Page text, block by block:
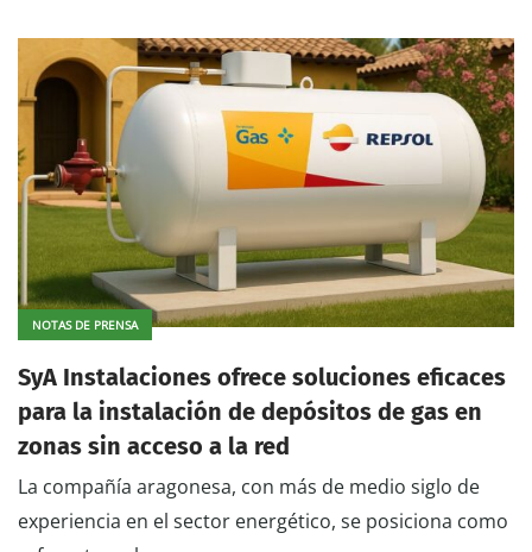
NOTAS DE PRENSA
SyA Instalaciones ofrece soluciones eficaces
para la instalación de depósitos de gas en
zonas sin acceso a la red
La compañía aragonesa, con más de medio siglo de
experiencia en el sector energético, se posiciona como